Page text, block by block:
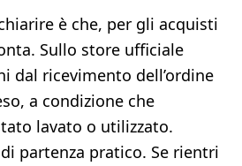
è che, per gli acquisti
Sullo store ufficiale
dal ricevimento dell’ordine
a condizione che
lavato o utilizzato.
partenza pratico. Se rientri